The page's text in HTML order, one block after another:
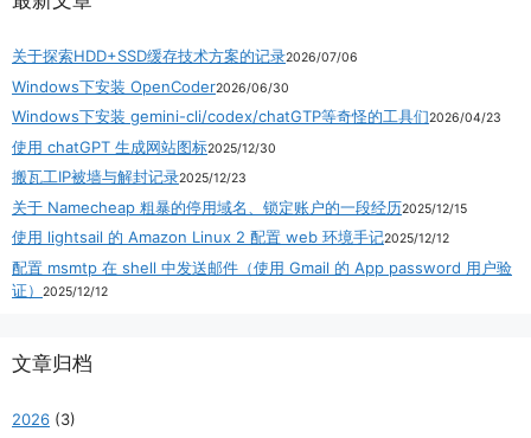
关于探索HDD+SSD缓存技术方案的记录2026/07/06
Windows下安装 OpenCoder2026/06/30
Windows下安装 gemini-cli/codex/chatGTP等奇怪的工具们2026/04/23
使用 chatGPT 生成网站图标2025/12/30
搬瓦工IP被墙与解封记录2025/12/23
关于 Namecheap 粗暴的停用域名、锁定账户的一段经历2025/12/15
使用 lightsail 的 Amazon Linux 2 配置 web 环境手记2025/12/12
配置 msmtp 在 shell 中发送邮件（使用 Gmail 的 App password 用户验
证）
2025/12/12
文章归档
2026 (3)